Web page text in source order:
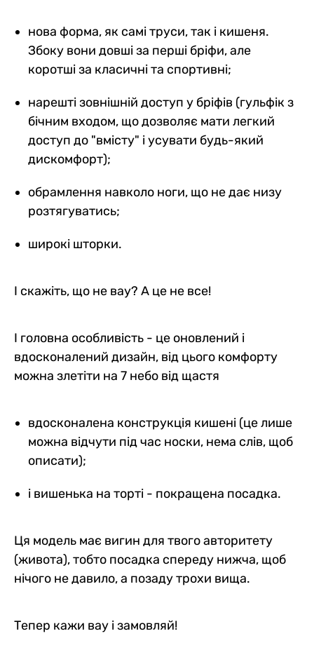
нова форма, як самі труси, так і кишеня.
Збоку вони довші за перші бріфи, але
коротші за класичні та спортивні;
нарешті зовнішній доступ у бріфів (гульфік з
бічним входом, що дозволяє мати легкий
доступ до "вмісту" і усувати будь-який
дискомфорт);
обрамлення навколо ноги, що не дає низу
розтягуватись;
широкі шторки.
І скажіть, що не вау? А це не все!
І головна особливість - це оновлений і
вдосконалений дизайн, від цього комфорту
можна злетіти на 7 небо від щастя
вдосконалена конструкція кишені (це лише
можна відчути під час носки, нема слів, щоб
описати);
і вишенька на торті - покращена посадка.
Ця модель має вигин для твого авторитету
(живота), тобто посадка спереду нижча, щоб
нічого не давило, а позаду трохи вища.
Тепер кажи вау і замовляй!